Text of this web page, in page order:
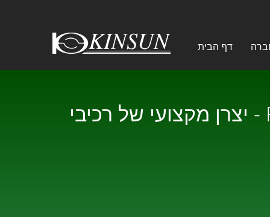
דף הבית
מחבר רפואי מסוג SMT, תואם להנחיית RoHS. / KINSUN - יצרן מקצועי של רכיבי